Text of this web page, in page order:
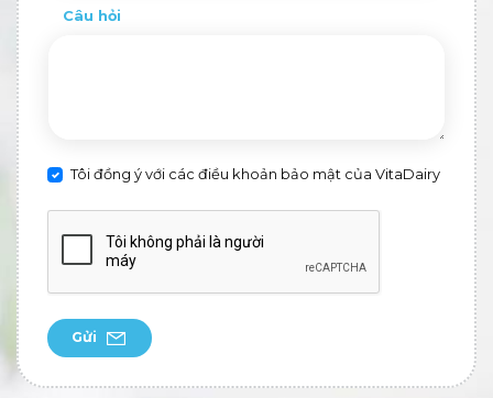
Câu hỏi
Tôi đồng ý với các điều khoản bảo mật của VitaDairy
Gửi